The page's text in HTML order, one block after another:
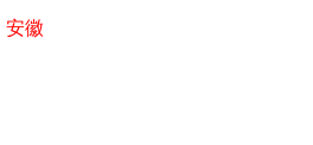
安徽